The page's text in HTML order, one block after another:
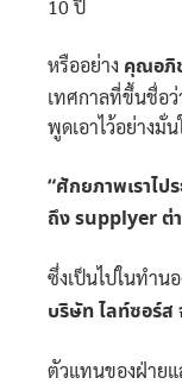
10 ปี
หรืออย่าง คุณอภิ
เทศกาลที่ขึ้นชื่อ
พูดเอาไว้อย่างมั่น
“ศักยภาพเราไป
ถึง supplyer ต่
ซึ่งเป็นไปในทำน
บริษัท​ ไลท์ซอร์ส
ตัวแทนของฝ่ายแ